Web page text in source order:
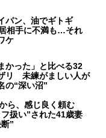
パン、油でギトギ
相手に不満も…それ
ケ
かった」と比べる32
リ 未練がましい人が
の“深い沼”
ら、感じ良く頼む
扱い”された41歳妻
”